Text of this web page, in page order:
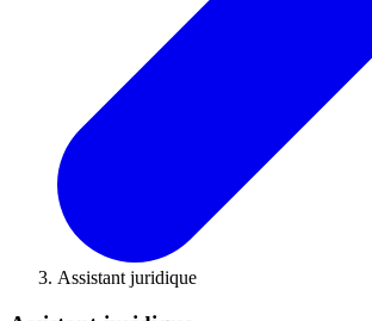
Assistant juridique